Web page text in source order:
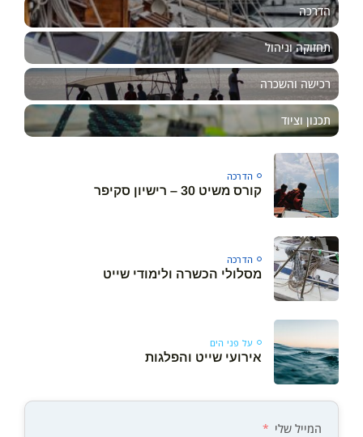
הדרכה
תחזוקה וניהול
רכישה והשכרה
תכנון וציוד
הדרכה
קורס משיט 30 – רישיון סקיפר
הדרכה
מסלולי הכשרה ולימודי שייט
על פני הים
אירועי שייט והפלגות
המייל שלי